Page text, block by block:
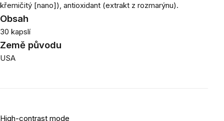
křemičitý [nano]), antioxidant (extrakt z rozmarýnu).
Obsah
30 kapslí
Země původu
USA
High-contrast mode